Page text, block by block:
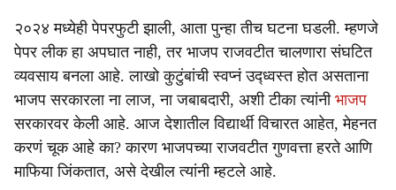
२०२४ मध्येही पेपरफुटी झाली, आता पुन्हा तीच घटना घडली. म्हणजे
पेपर लीक हा अपघात नाही, तर भाजप राजवटीत चालणारा संघटित
व्यवसाय बनला आहे. लाखो कुटुंबांची स्वप्नं उद्ध्वस्त होत असताना
भाजप सरकारला ना लाज, ना जबाबदारी, अशी टीका त्यांनी भाजप
सरकारवर केली आहे. आज देशातील विद्यार्थी विचारत आहेत, मेहनत
करणं चूक आहे का? कारण भाजपच्या राजवटीत गुणवत्ता हरते आणि
माफिया जिंकतात, असे देखील त्यांनी म्हटले आहे.